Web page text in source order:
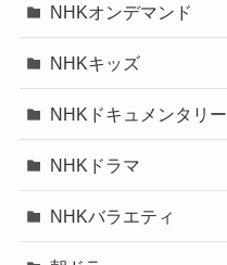
NHKオンデマンド
NHKキッズ
NHKドキュメンタリー
NHKドラマ
NHKバラエティ